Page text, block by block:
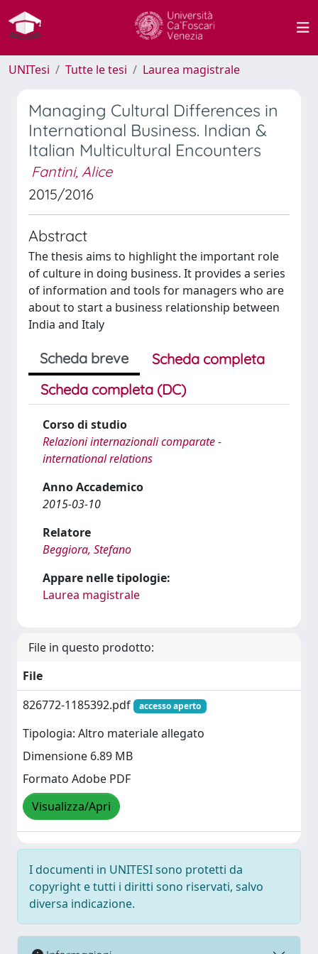
UNITesi Tutte le tesi Laurea magistrale
Managing Cultural Differences in
International Business. Indian &
Italian Multicultural Encounters
Fantini, Alice
2015/2016
Abstract
The thesis aims to highlight the important role
of culture in doing business. It provides a series
of information and tools for managers who are
about to start a business relationship between
India and Italy
Scheda breve
Scheda completa
Scheda completa (DC)
Corso di studio
Relazioni internazionali comparate -
international relations
Anno Accademico
2015-03-10
Relatore
Beggiora, Stefano
Appare nelle tipologie:
Laurea magistrale
File in questo prodotto:
File
826772-1185392.pdf
accesso aperto
Tipologia: Altro materiale allegato
Dimensione 6.89 MB
Formato Adobe PDF
Visualizza/Apri
I documenti in UNITESI sono protetti da
copyright e tutti i diritti sono riservati, salvo
diversa indicazione.